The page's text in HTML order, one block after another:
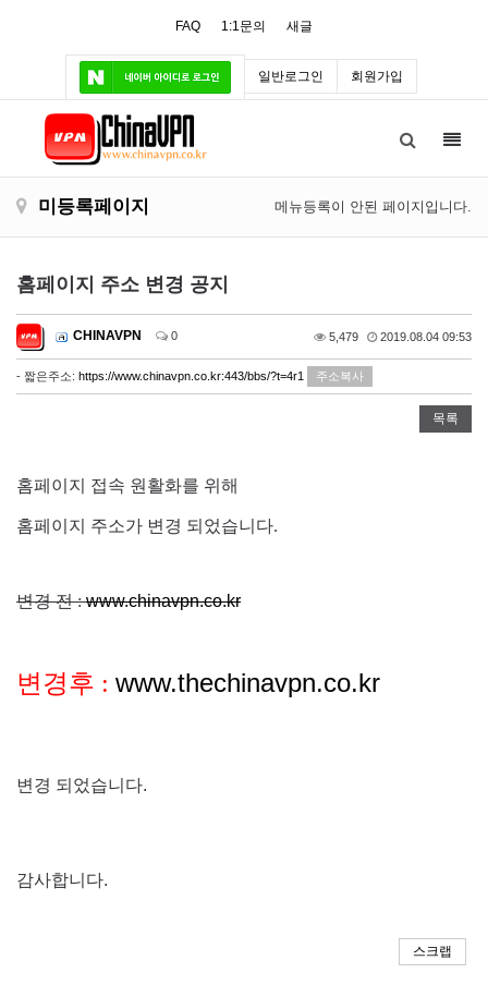
FAQ 1:1문의 새글
일반로그인 회원가입
미등록페이지 메뉴등록이 안된 페이지입니다.
홈페이지 주소 변경 공지
CHINAVPN 0 5,479 2019.08.04 09:53
- 짧은주소: https://www.chinavpn.co.kr:443/bbs/?t=4r1 주소복사
목록
홈페이지 접속 원활화를 위해
홈페이지 주소가 변경 되었습니다.
변경 전 :www.chinavpn.co.kr
변경후 : www.thechinavpn.co.kr
변경 되었습니다.
감사합니다.
스크랩